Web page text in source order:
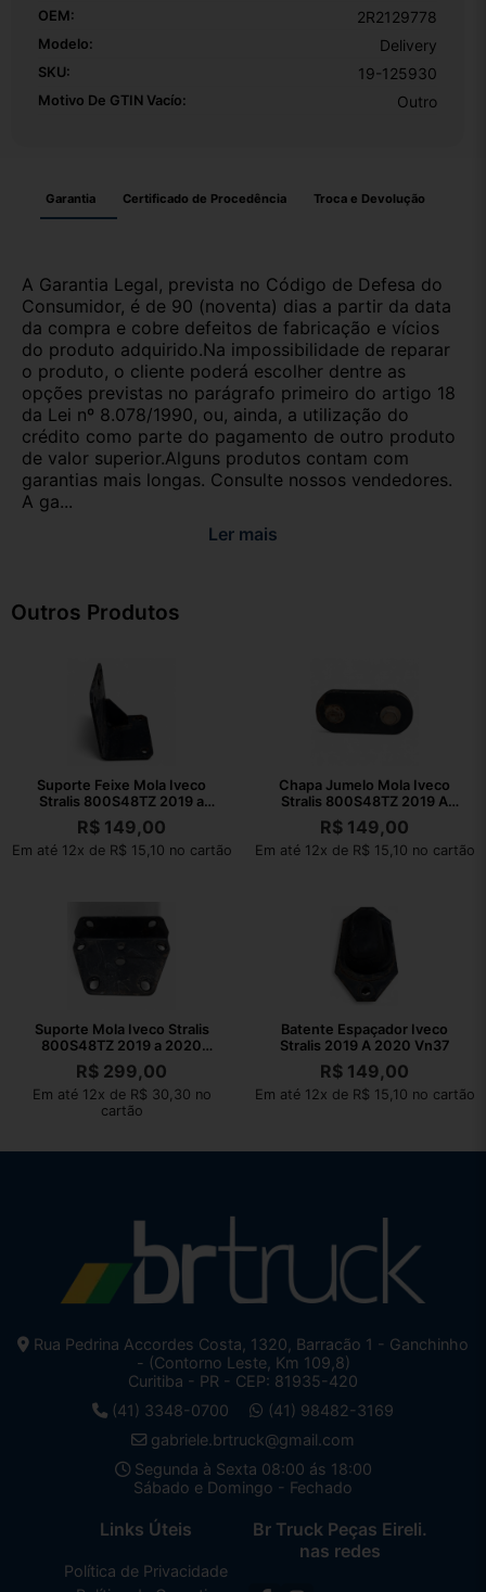
OEM: 2R2129778
Modelo: Delivery
SKU: 19-125930
Motivo De GTIN Vacío: Outro
Garantia Certificado de Procedência Troca e Devolução
A Garantia Legal, prevista no Código de Defesa do
Consumidor, é de 90 (noventa) dias a partir da data
da compra e cobre defeitos de fabricação e vícios
do produto adquirido.Na impossibilidade de reparar
o produto, o cliente poderá escolher dentre as
opções previstas no parágrafo primeiro do artigo 18
da Lei nº 8.078/1990, ou, ainda, a utilização do
crédito como parte do pagamento de outro produto
de valor superior.Alguns produtos contam com
garantias mais longas. Consulte nossos vendedores.
A ga...
Ler mais
Outros Produtos
Suporte Feixe Mola Iveco
Stralis 800S48TZ 2019 a
2020 VN37
R$ 149,00
Em até 12x de R$ 15,10 no cartão
Chapa Jumelo Mola Iveco
Stralis 800S48TZ 2019 A
2020 VN37
R$ 149,00
Em até 12x de R$ 15,10 no cartão
Suporte Mola Iveco Stralis
800S48TZ 2019 a 2020
VN37
R$ 299,00
Em até 12x de R$ 30,30 no
cartão
Batente Espaçador Iveco
Stralis 2019 A 2020 Vn37
R$ 149,00
Em até 12x de R$ 15,10 no cartão
Rua Pedrina Accordes Costa, 1320, Barracão 1 - Ganchinho
- (Contorno Leste, Km 109,8)
Curitiba - PR - CEP: 81935-420
(41) 3348-0700
(41) 98482-3169
gabriele.brtruck@gmail.com
Segunda à Sexta 08:00 ás 18:00
Sábado e Domingo - Fechado
Links Úteis
Política de Privacidade
Br Truck Peças Eireli.
nas redes